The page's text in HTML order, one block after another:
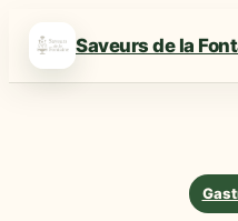
Saveurs de la